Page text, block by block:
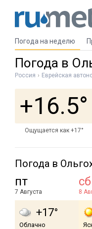
Погода на неделю
Погода в
Россия Еврейская
+16.5°
Ощущается как +17°
Погода в
пт
7 Августа
+17°
Облачно
сб
8